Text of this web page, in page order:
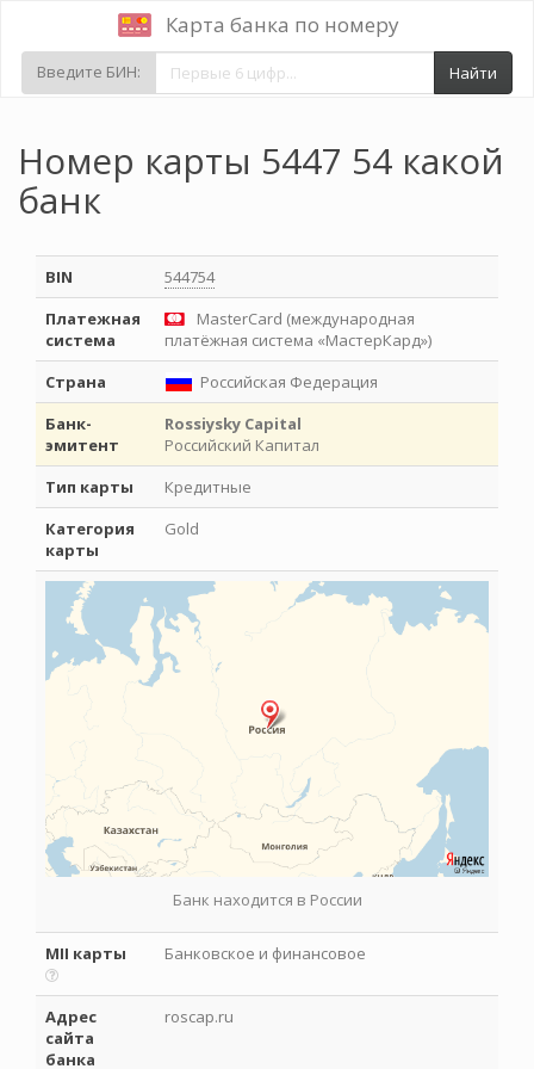
Карта банка по номеру
Введите БИН: Найти
Номер карты 5447 54 какой
банк
BIN
544754
Платежная
система
MasterCard (международная
платёжная система «МастерКард»)
Страна
Российская Федерация
Банк-
эмитент
Rossiysky Capital
Российский Капитал
Тип карты
Кредитные
Категория
карты
Gold
Банк находится в России
MII карты Банковское и финансовое
Адрес
сайта
банка
roscap.ru